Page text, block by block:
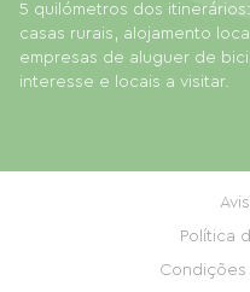
5 quilómetros dos
casas rurais, alojamento
empresas de aluguer de
interesse e locais a visitar.
Política